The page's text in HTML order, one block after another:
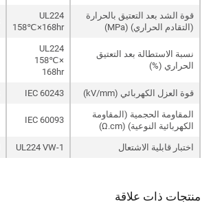
قوة الشد بعد التعتيق بالحرارة
(التقادم الحراري) (MPa)
UL224
158℃×168hr
نسبة الاستطالة بعد التعتيق
الحراري (%)
UL224
158℃×
168hr
قوة العزل الكهربائي (kV/mm) IEC 60243
المقاومة الحجمية (المقاومة
الكهربائية النوعية) (Ω.cm)
IEC 60093
اختبار قابلية الاشتعال UL224 VW-1
منتجات ذات علاقة